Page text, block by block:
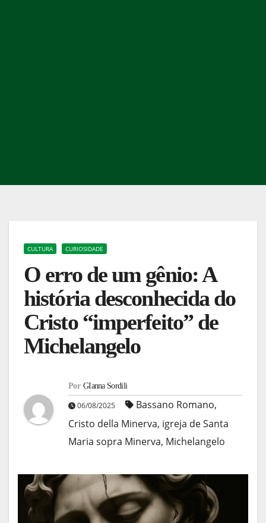
CULTURA CURIOSIDADE
O erro de um gênio: A
história desconhecida do
Cristo “imperfeito” de
Michelangelo
Por GIanna Sordili
06/08/2025 Bassano Romano,
Cristo della Minerva, igreja de Santa
Maria sopra Minerva, Michelangelo